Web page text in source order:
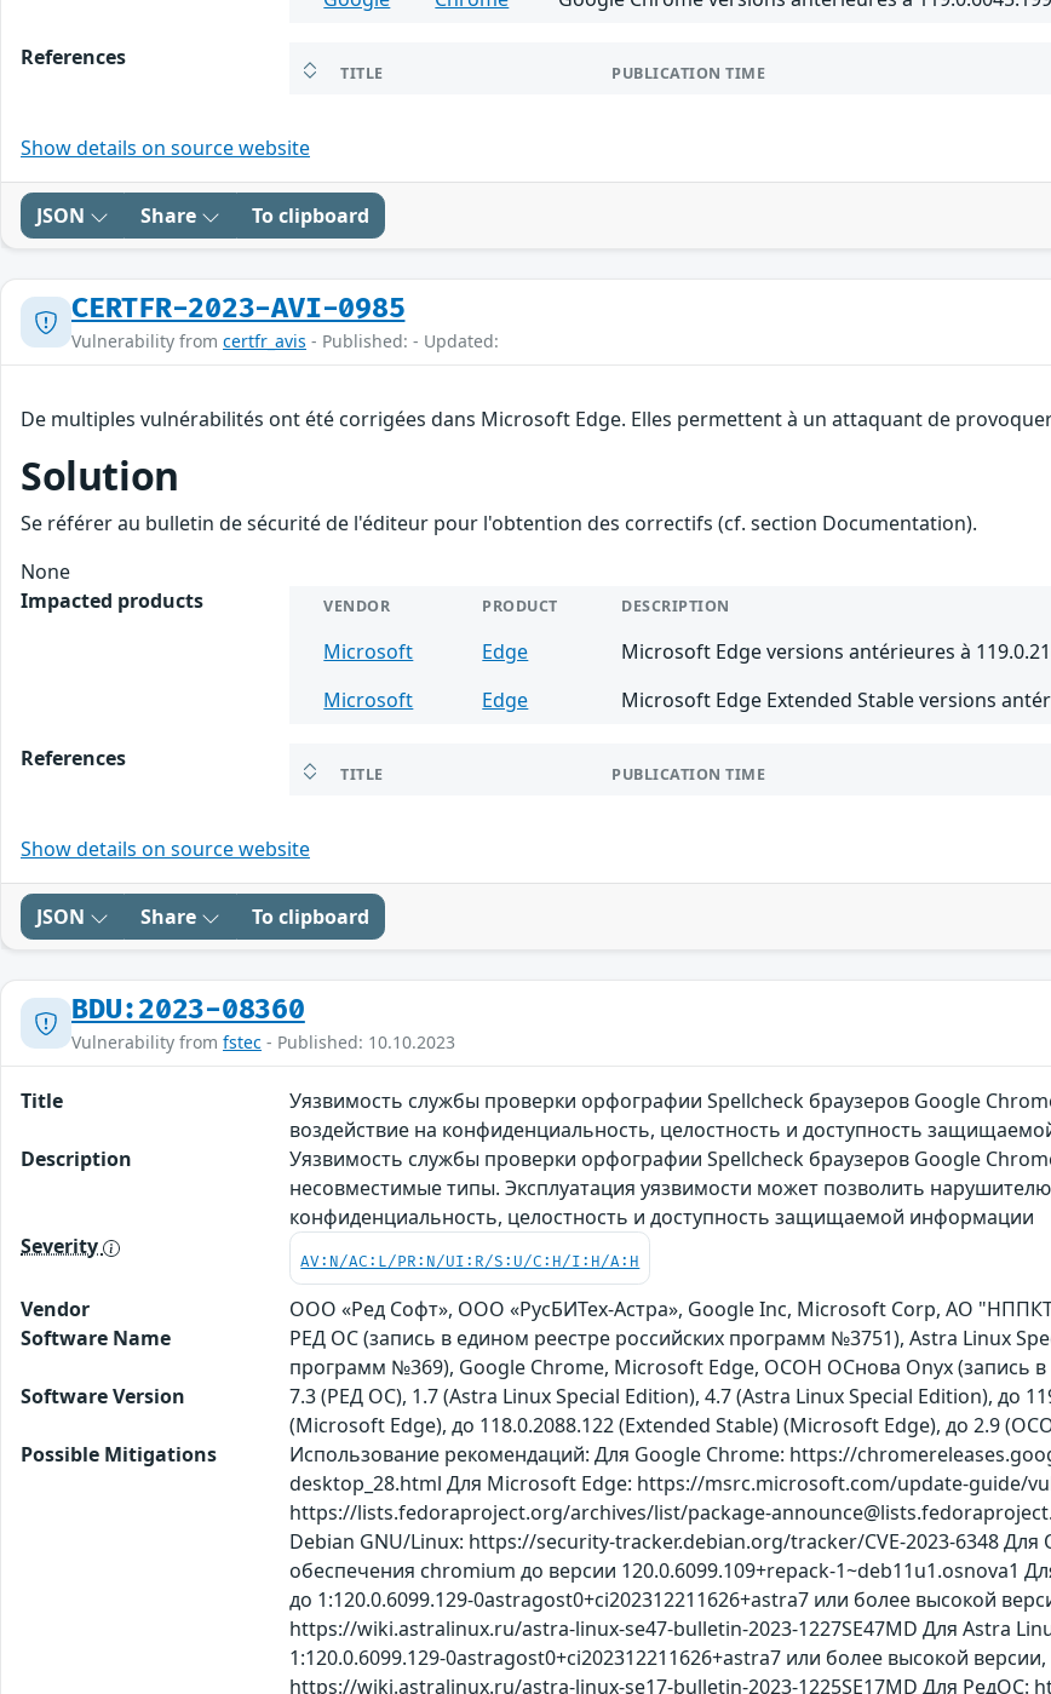
References
TITLE PUBLICATION TIME
Show details on source website
JSON Share To clipboard
CERTFR-2023-AVI-0985
Vulnerability from certfr_avis - Published: - Updated:
De multiples vulnérabilités ont été corrigées dans Microsoft Edge. Elles permettent à un attaquant de
Solution
Se référer au bulletin de sécurité de l'éditeur pour l'obtention des correctifs (cf. section Documentation).
None
Impacted products
VENDOR PRODUCT DESCRIPTION
Microsoft Edge
Microsoft Edge versions antérieures à
Microsoft
Edge Microsoft Edge Extended Stable versions
References
TITLE PUBLICATION TIME
Show details on source website
JSON Share To clipboard
BDU:2023-08360
Vulnerability from fstec - Published: 10.10.2023
Title
Уязвимость службы проверки орфографии Spellcheck браузеров Google
воздействие на конфиденциальность, целостность и доступность
Description
Уязвимость службы проверки орфографии Spellcheck браузеров Google
несовместимые типы. Эксплуатация уязвимости может позволить
конфиденциальность, целостность и доступность защищаемой информации
Severity
AV:N/AC:L/PR:N/UI:R/S:U/C:H/I:H/A:H
Vendor
ООО «Ред Софт», ООО «РусБИТех-Астра», Google Inc, Microsoft Corp, АО
Software Name
РЕД ОС (запись в едином реестре российских программ №3751), Astra Linux
программ №369), Google Chrome, Microsoft Edge, ОСОН ОСнова Оnyx (запись
Software Version
7.3 (РЕД ОС), 1.7 (Astra Linux Special Edition), 4.7 (Astra Linux Special Edition), до
(Microsoft Edge), до 118.0.2088.122 (Extended Stable) (Microsoft Edge), до 2.9
Possible Mitigations
Использование рекомендаций: Для Google Chrome: https://
desktop_28.html Для Microsoft Edge: https://msrc.microsoft.com/update-guide/
https://lists.fedoraproject.org/archives/list/package-
Debian GNU/Linux: https://security-tracker.debian.org/tracker/CVE-2023-6348
обеспечения chromium до версии 120.0.6099.109+repack-1~deb11u1.osnova1
до 1:120.0.6099.129-0astragost0+ci202312211626+astra7 или более высокой
https://wiki.astralinux.ru/astra-linux-se47-bulletin-2023-1227SE47MD Для Astra
1:120.0.6099.129-0astragost0+ci202312211626+astra7 или более высокой
https://wiki.astralinux.ru/astra-linux-se17-bulletin-2023-1225SE17MD Для